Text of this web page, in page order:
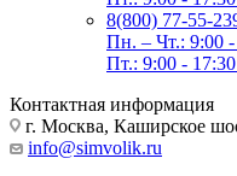
8(800) 77-55-
Пн. – Чт.: 9:00 -
Пт.: 9:00 -
Контактная информация
г. Москва, Каширское
info@simvolik.ru